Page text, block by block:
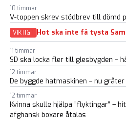
10 timmar
V-toppen skrev stödbrev till dömd
VIKTIGT Hot ska inte få tysta
11 timmar
SD ska locka fler till glesbygden –
12 timmar
De byggde hatmaskinen – nu
12 timmar
Kvinna skulle hjälpa ”flyktingar” –
afghansk boxare åtalas